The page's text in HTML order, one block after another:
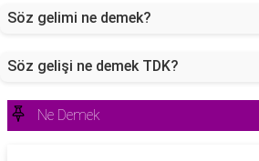
Söz gelimi ne demek?
Söz gelişi ne demek TDK?
Ne Demek